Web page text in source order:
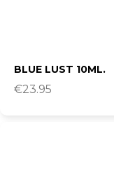
BLUE LUST 10ML.
€23.95